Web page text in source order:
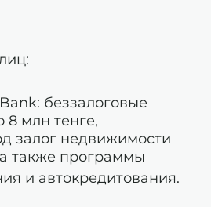
беззалоговые
млн тенге,
залог недвижимости
также программы
и автокредитования.